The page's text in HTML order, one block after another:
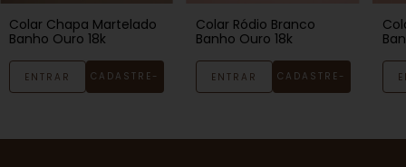
Colar Chapa Martelado
Banho Ouro 18k
ENTRAR CADASTRE-
Colar Ródio Branco
Banho Ouro 18k
ENTRAR CADASTRE-